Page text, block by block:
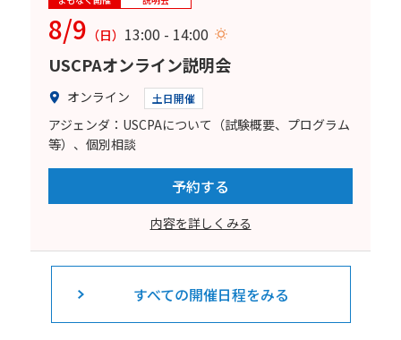
8/9 （日） 13:00 - 14:00
USCPAオンライン説明会
オンライン 土日開催
アジェンダ：USCPAについて（試験概要、プログラム
等）、個別相談
予約する
内容を詳しくみる
すべての開催日程をみる